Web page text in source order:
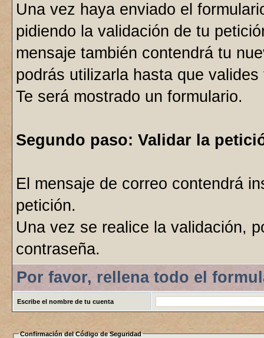
Una vez haya enviado el
pidiendo la validación de tu
mensaje también contendrá tu
podrás utilizarla hasta que
Te será mostrado un formulario.
Segundo paso: Validar la
El mensaje de correo contendrá
petición.
Una vez se realice la validación,
contraseña.
Por favor, rellena todo el
Escribe el nombre de tu cuenta
Confirmación del Código de Seguridad